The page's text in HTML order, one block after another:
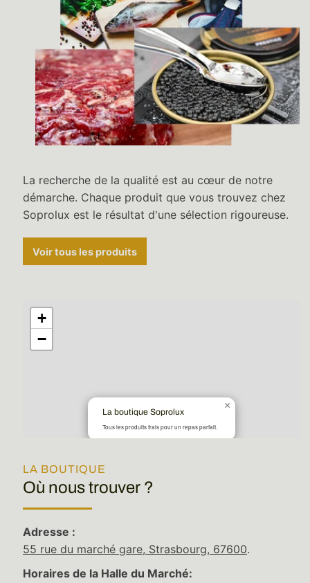
La recherche de la qualité est au cœur de notre
démarche. Chaque produit que vous trouvez chez
Soprolux est le résultat d'une sélection rigoureuse.
Voir tous les produits
La boutique Soprolux
Tous les produits frais pour un repas parfait.
×
+
−
LA BOUTIQUE
Où nous trouver ?
Adresse :
55 rue du marché gare, Strasbourg, 67600.
Horaires de la Halle du Marché: